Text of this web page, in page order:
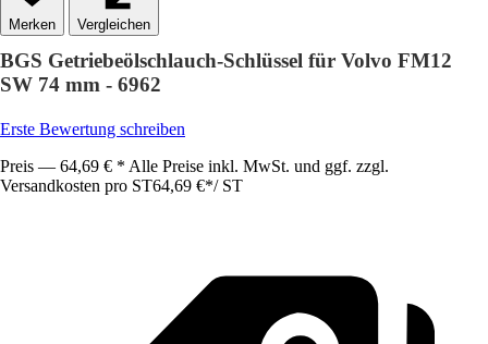
Vergleichen
BGS Getriebeölschlauch-Schlüssel für Volvo FM12
SW 74 mm - 6962
Erste Bewertung schreiben
Preis — 64,69 € * Alle Preise inkl. MwSt. und ggf. zzgl.
Versandkosten pro ST64,69 €*/ ST